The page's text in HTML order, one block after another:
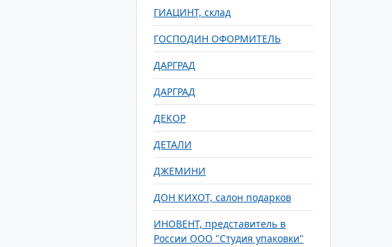
ГИАЦИНТ, склад
ГОСПОДИН ОФОРМИТЕЛЬ
ДАРГРАД
ДАРГРАД
ДЕКОР
ДЕТАЛИ
ДЖЕМИНИ
ДОН КИХОТ, салон подарков
ИНОВЕНТ, представитель в
России ООО "Студия упаковки"